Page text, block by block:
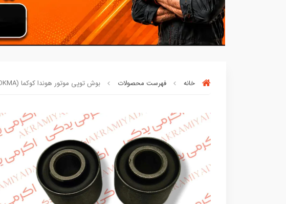
خانه فهرست محصولات بوش توپی موتور هوندا کوکما (COOKMA) بسته 4 عددی اصل کد 1470621